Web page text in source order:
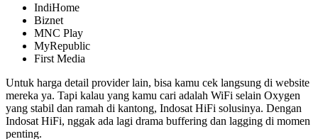
IndiHome
Biznet
MNC Play
MyRepublic
First Media
Untuk harga detail provider lain, bisa kamu cek langsung di website
mereka ya. Tapi kalau yang kamu cari adalah WiFi selain Oxygen
yang stabil dan ramah di kantong, Indosat HiFi solusinya. Dengan
Indosat HiFi, nggak ada lagi drama buffering dan lagging di momen
penting.